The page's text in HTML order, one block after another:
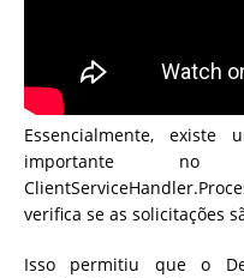
Essencialmente, existe
importante no
verifica se as solicitações
Isso permitiu que o